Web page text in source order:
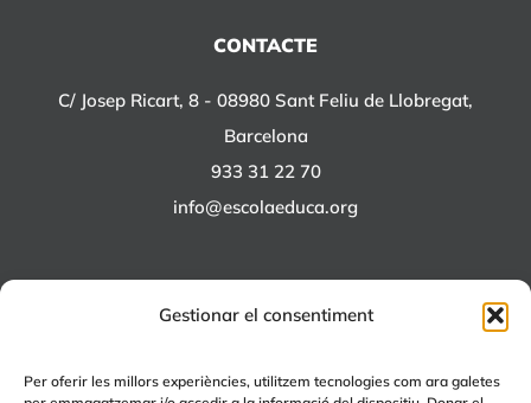
Gestionar el consentiment
Per oferir les millors experiències, utilitzem tecnologies com ara galetes
CONTACTE
C/ Josep Ricart, 8 - 08980 Sant Feliu de Llobregat,
Barcelona
933 31 22 70
info@escolaeduca.org